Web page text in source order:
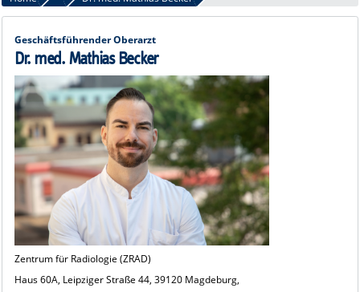
NUKLEARMEDIZIN
MIKROTHERAPIE
TEAM
LEHRE
FORSCHUNG UND STUDIEN
Geschäftsführender Oberarzt
Dr. med. Mathias Becker
Zentrum für Radiologie (ZRAD)
Haus 60A, Leipziger Straße 44, 39120 Magdeburg,